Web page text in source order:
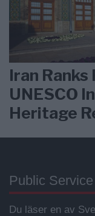
Iran
UNESCO
Heritage
Public
Du läser en av